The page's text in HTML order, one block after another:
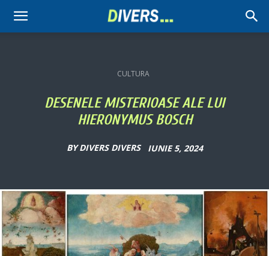
Divers
CULTURA
DESENELE MISTERIOASE ALE LUI
HIERONYMUS BOSCH
BY DIVERS DIVERS IUNIE 5, 2024